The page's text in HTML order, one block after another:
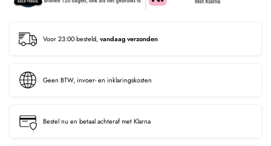
Voor 23:00 besteld,vandaag verzonden
Geen BTW, invoer- en inklaringskosten
Bestel nu en betaal achteraf met Klarna